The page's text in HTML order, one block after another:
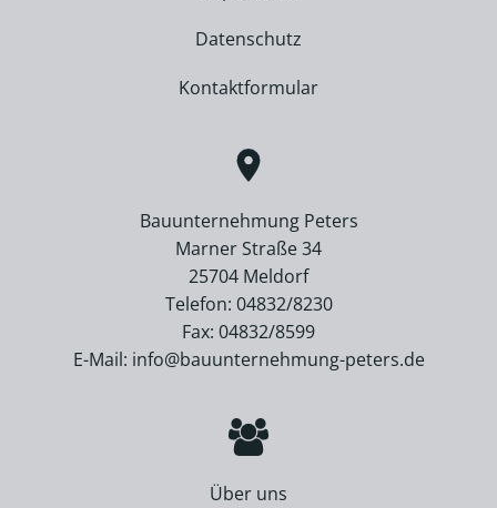
Datenschutz
Kontaktformular
Bauunternehmung Peters
Marner Straße 34
25704 Meldorf
Telefon: 04832/8230
Fax: 04832/8599
E-Mail: info@bauunternehmung-peters.de
Über uns